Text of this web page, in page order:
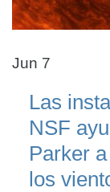
Jun 7
Las
NSF
Parker
los